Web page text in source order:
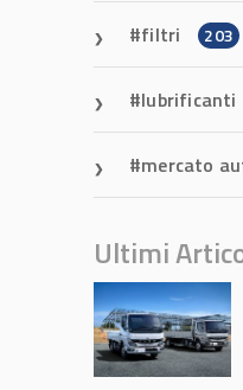
filtri 203
lubrificanti
mercato
Ultimi